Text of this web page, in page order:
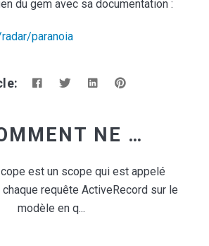
du gem avec sa documentation :
paranoia
COMMENT NE PLUS UTILISER LE DEFAULT_SCOPE ?
est un scope qui est appelé
requête ActiveRecord sur le
modèle en q...